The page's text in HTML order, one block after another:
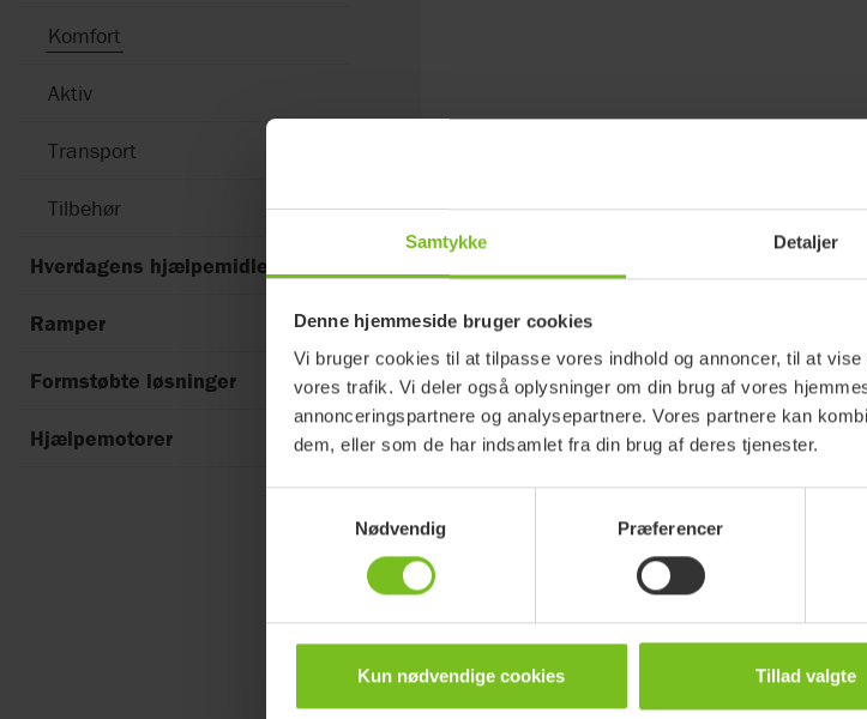
Samtykke Detaljer
Denne hjemmeside bruger cookies
Vi bruger cookies til at tilpasse vores indhold og annoncer, til at
vores trafik. Vi deler også oplysninger om din brug af vores
annonceringspartnere og analysepartnere. Vores partnere kan
dem, eller som de har indsamlet fra din brug af deres tjenester.
Nødvendig
Præferencer
Kun nødvendige cookies Tillad valgte
Komfort
Aktiv
Transport
Tilbehør
Hverdagens hjælpemidler
Ramper
Formstøbte løsninger
Hjælpemotorer
Etac Prio 3A Hospital